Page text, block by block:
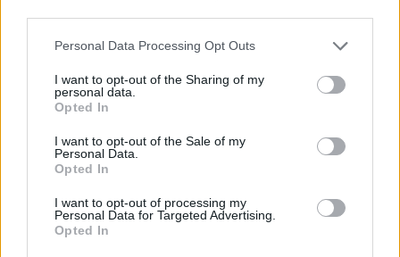
Personal Data Processing Opt Outs
I want to opt-out of the Sharing of my
personal data.
Opted In
I want to opt-out of the Sale of my
Personal Data.
Opted In
I want to opt-out of processing my
Personal Data for Targeted Advertising.
Opted In
Kaiser des Forums, männlich, 55, <
1Bienchen1
Kahlestra
Beiträge: 4.666 Zustimmungen: 89.862 Punkte für Erfolge: 4.900
*Sternchen*1